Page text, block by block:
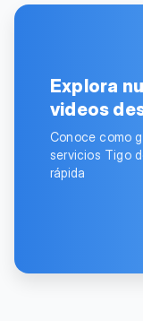
Explora
videos
Conoce como
servicios Tigo
rápida